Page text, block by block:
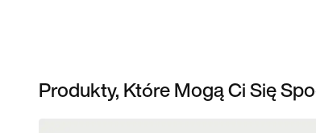
Produkty, Które Mogą Ci Się